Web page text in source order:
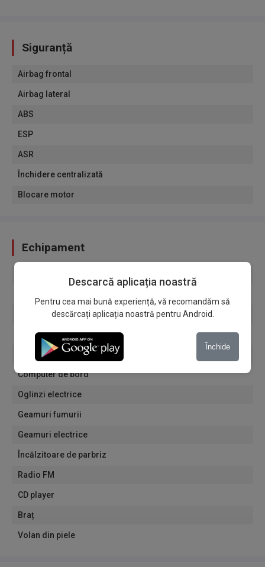
Siguranță
Airbag frontal
Airbag lateral
ABS
ESP
ASR
Închidere centralizată
Blocare motor
Echipament
Volan multifuncțional
Servodirecție
Faruri de ceață
Computer de bord
Oglinzi electrice
Geamuri fumurii
Geamuri electrice
Încălzitoare de parbriz
Radio FM
CD player
Braț
Volan din piele
Descarcă aplicația noastră
Pentru cea mai bună experiență, vă recomandăm să
descărcați aplicația noastră pentru Android.
Închide